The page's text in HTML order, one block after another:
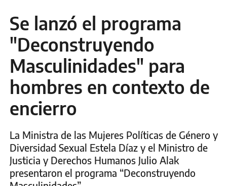
Se lanzó el programa
"Deconstruyendo
Masculinidades" para
hombres en contexto de
encierro
La Ministra de las Mujeres Políticas de Género y
Diversidad Sexual Estela Díaz y el Ministro de
Justicia y Derechos Humanos Julio Alak
presentaron el programa “Deconstruyendo